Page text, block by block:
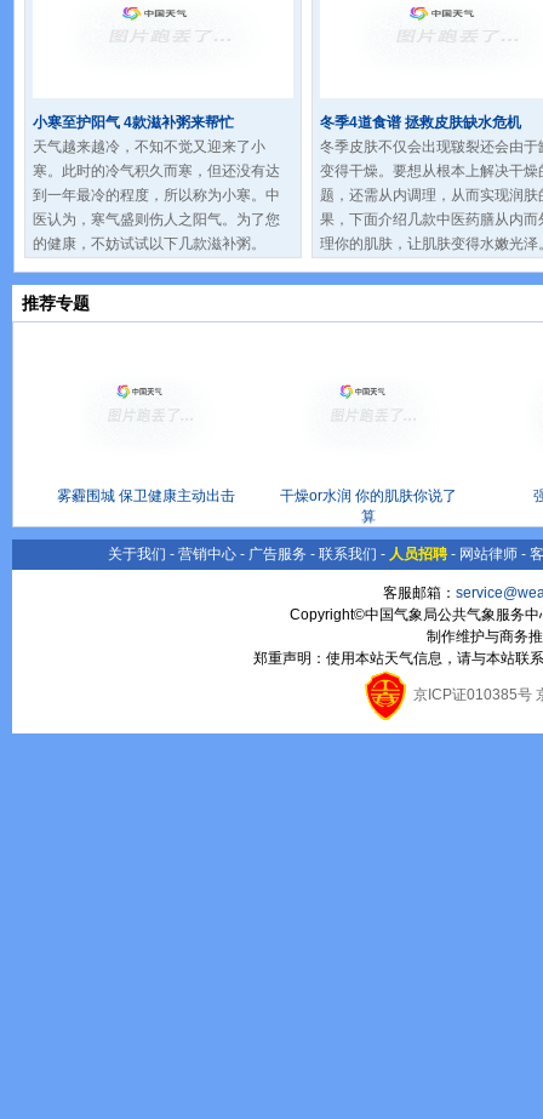
小寒至护阳气 4款滋补粥来帮忙
天气越来越冷，不知不觉又迎来了小
寒。此时的冷气积久而寒，但还没有达
到一年最冷的程度，所以称为小寒。中
医认为，寒气盛则伤人之阳气。为了您
的健康，不妨试试以下几款滋补粥。
冬季4道食谱 拯救皮肤缺水危机
冬季皮肤不仅会出现皲裂还会由于
变得干燥。要想从根本上解决干燥
题，还需从内调理，从而实现润肤
果，下面介绍几款中医药膳从内而
理你的肌肤，让肌肤变得水嫩光泽
推荐专题
雾霾围城 保卫健康主动出击
干燥or水润 你的肌肤你说了
算
关于我们 - 营销中心 - 广告服务 - 联系我们 - 人员招聘 - 网站律师 -
客服邮箱：
Copyright©中国气象局公共气象服务
制作维护与商务
郑重声明：使用本站天气信息，请与本站联
京ICP证010385号